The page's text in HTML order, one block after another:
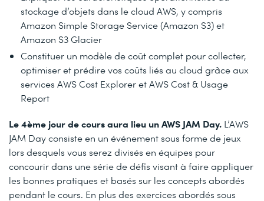
stockage d’objets dans le cloud AWS, y compris
Amazon Simple Storage Service (Amazon S3) et
Amazon S3 Glacier
Constituer un modèle de coût complet pour collecter,
optimiser et prédire vos coûts liés au cloud grâce aux
services AWS Cost Explorer et AWS Cost & Usage
Report
Le 4ème jour de cours aura lieu un AWS JAM Day. L’AWS
JAM Day consiste en un événement sous forme de jeux
lors desquels vous serez divisés en équipes pour
concourir dans une série de défis visant à faire appliquer
les bonnes pratiques et basés sur les concepts abordés
pendant le cours. En plus des exercices abordés sous